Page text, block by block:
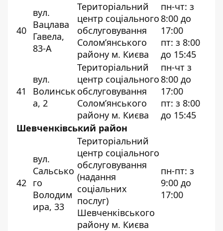
40
вул.
Вацлава
Гавела,
83-А
Територіальний
центр соціального
обслуговування
Солом’янського
району м. Києва
пн-чт: з
8:00 до
17:00
пт: з 8:00
до 15:45
41
вул.
Волинськ
а, 2
Територіальний
центр соціального
обслуговування
Солом’янського
району м. Києва
пн-чт з
8:00 до
17:00
пт: з 8:00
до 15:45
Шевченківський район
42
вул.
Сальсько
го
Володим
ира, 33
Територіальний
центр соціального
обслуговування
(надання
соціальних
послуг)
Шевченківського
району м. Києва
пн-пт: з
9:00 до
17:00